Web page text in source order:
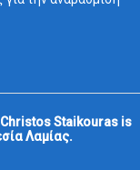
Staikouras is
Λαμίας.